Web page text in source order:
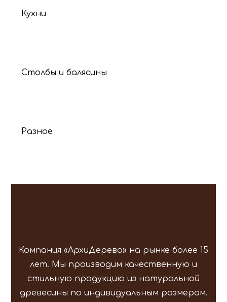
Кухни
Столбы и балясины
Разное
Компания «АрхиДерево» на рынке более 15
лет. Мы производим качественную и
стильную продукцию из натуральной
древесины по индивидуальным размерам.